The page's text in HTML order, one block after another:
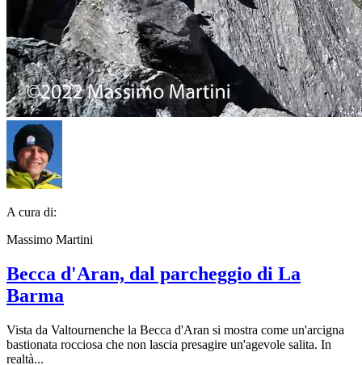
A cura di:
Massimo Martini
Becca d'Aran, dal parcheggio di La
Barma
Vista da Valtournenche la Becca d'Aran si mostra come un'arcigna
bastionata rocciosa che non lascia presagire un'agevole salita. In
realtà...